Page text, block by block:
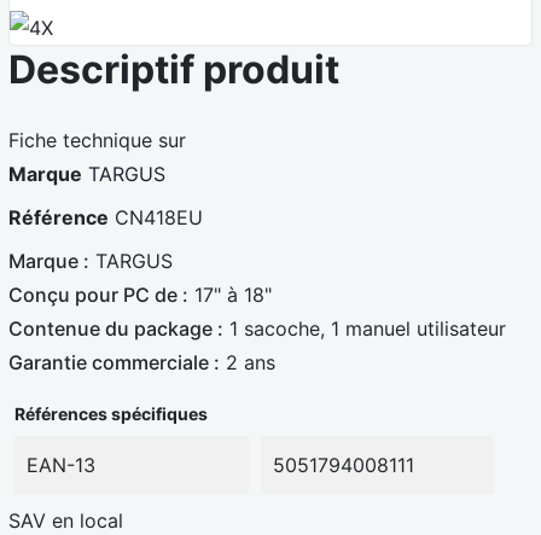
t
e
l
e
u
e
s
t
a
r
d
4
X
Descriptif produit
Fiche technique sur
Marque TARGUS
Référence CN418EU
Marque : TARGUS
Conçu pour PC de : 17" à 18"
Contenue du package : 1 sacoche, 1 manuel utilisateur
Garantie commerciale : 2 ans
Références spécifiques
EAN-13 5051794008111
SAV en local